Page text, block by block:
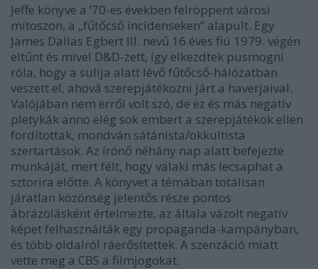
Jeffe könyve a ’70-es években felröppent városi
mítoszon, a „fűtőcső incidenseken” alapult. Egy
James Dallas Egbert III. nevű 16 éves fiú 1979. végén
eltűnt és mivel D&D-zett, így elkezdtek pusmogni
róla, hogy a sulija alatt lévő fűtőcső-hálózatban
veszett el, ahová szerepjátékozni járt a haverjaival.
Valójában nem erről volt szó, de ez és más negatív
pletykák anno elég sok embert a szerepjátékok ellen
fordítottak, mondván sátánista/okkultista
szertartások. Az írónő néhány nap alatt befejezte
munkáját, mert félt, hogy valaki más lecsaphat a
sztorira előtte. A könyvet a témában totálisan
járatlan közönség jelentős része pontos
ábrázolásként értelmezte, az általa vázolt negatív
képet felhasználták egy propaganda-kampányban,
és több oldalról ráerősítettek. A szenzáció miatt
vette meg a CBS a filmjogokat.